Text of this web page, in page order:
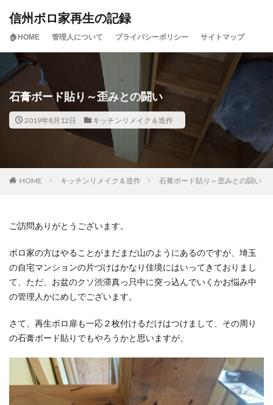
信州ボロ家再生の記録
🏠HOME 管理人について プライバシーポリシー サイトマップ
石膏ボード貼り～歪みとの闘い
2019年8月12日 キッチンリメイク＆造作
HOME キッチンリメイク＆造作 石膏ボード貼り～歪みとの闘い
ご訪問ありがとうございます。
ボロ家の方はやることがまだまだ山のようにあるのですが、埼玉
の自宅マンションの片づけはかなり佳境にはいってきておりまし
て、ただ、お盆のクソ渋滞真っ只中に突っ込んでいくかお悩み中
の管理人かにめしでございます。
さて、再生ボロ扉も一応２枚付けるだけはつけまして、その周り
の石膏ボード貼りでもやろうかと思いますが、